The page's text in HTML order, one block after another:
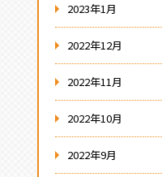
2023年1月
2022年12月
2022年11月
2022年10月
2022年9月